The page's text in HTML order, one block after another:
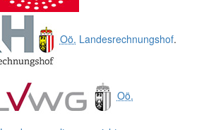
Oö. Landesrechnungshof.
Oö.